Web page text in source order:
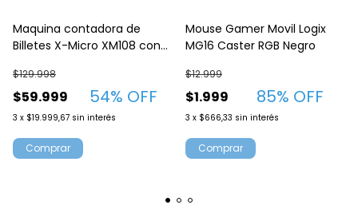
Maquina contadora de
Billetes X-Micro XM108 con
$59.999
$129.998
54% OFF
3 x $19.999,67 sin interés
Mouse Gamer Movil Logix
MG16 Caster RGB Negro
$1.999
$12.999
85% OFF
3 x $666,33 sin interés